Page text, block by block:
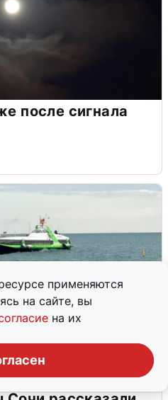
применяются
на сайте, вы
на их
после сигнала